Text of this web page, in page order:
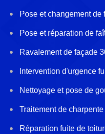
Pose et changement de
Pose et réparation de
Ravalement de façade
Intervention d'urgence
Nettoyage et pose de
Traitement de charpente
Réparation fuite de